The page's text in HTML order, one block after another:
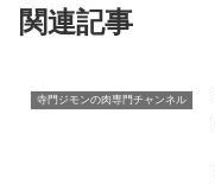
関連記事
寺門ジモンの肉専門チャンネル